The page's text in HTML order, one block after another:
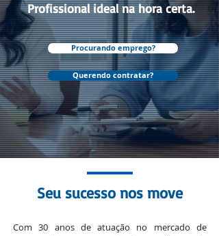
Profissional ideal na hora certa.
Procurando emprego?
Querendo contratar?
Seu sucesso nos move
Com 30 anos de atuação no mercado de